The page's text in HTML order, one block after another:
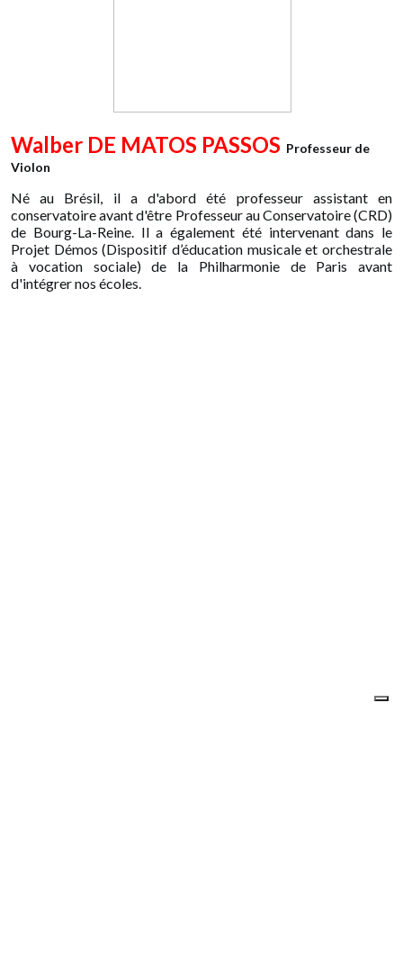
Walber DE MATOS PASSOS Professeur de
Violon
Né au Brésil, il a d'abord été professeur assistant en
conservatoire avant d'être Professeur au Conservatoire (CRD)
de Bourg-La-Reine. Il a également été intervenant dans le
Projet Démos (Dispositif d’éducation musicale et orchestrale
à vocation sociale) de la Philharmonie de Paris avant
d'intégrer nos écoles.